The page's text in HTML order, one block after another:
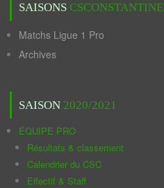
SAISONS CSCONSTANTINE
Matchs Ligue 1 Pro
Archives
SAISON 2020/2021
ÉQUIPE PRO
Résultats & classement
Calendrier du CSC
Effectif & Staff